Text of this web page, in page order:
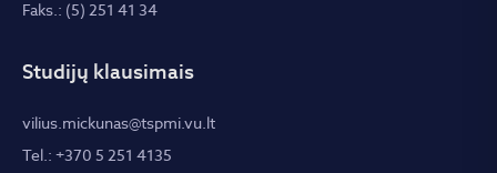
Faks.: (5) 251 41 34
Studijų klausimais
vilius.mickunas@tspmi.vu.lt
Tel.: +370 5 251 4135